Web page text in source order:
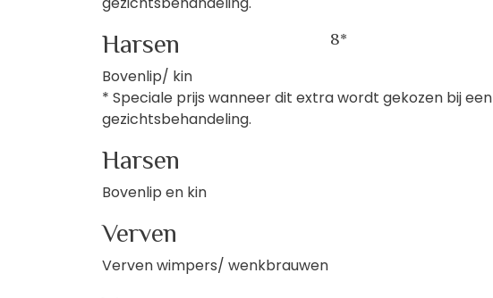
Harsen 8*
Bovenlip/ kin
* Speciale prijs wanneer dit extra wordt gekozen bij een
gezichtsbehandeling.
Harsen
Bovenlip en kin
Verven
Verven wimpers/ wenkbrauwen